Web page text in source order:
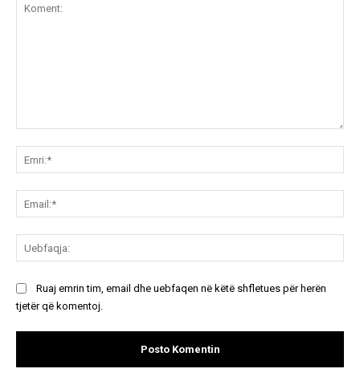
Ruaj emrin tim, email dhe uebfaqen në këtë shfletues për herën
tjetër që komentoj.